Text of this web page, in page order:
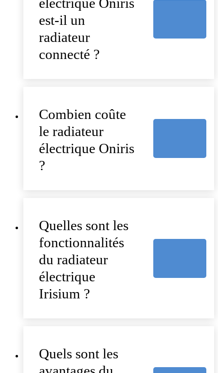
est-il un
radiateur
connecté ?
Combien coûte
le radiateur
électrique Oniris
?
Quelles sont les
fonctionnalités
du radiateur
électrique
Irisium ?
Quels sont les